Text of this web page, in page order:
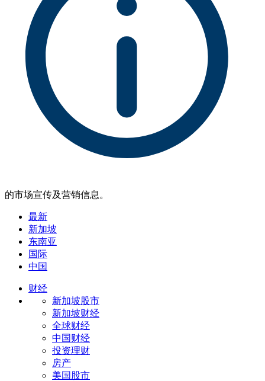
的市场宣传及营销信息。
最新
新加坡
东南亚
国际
中国
财经
新加坡股市
新加坡财经
全球财经
中国财经
投资理财
房产
美国股市